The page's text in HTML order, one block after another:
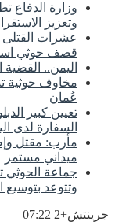
وزارة الدفاع
وتعزيز
عشرات
قصف حوثي
اليمن..
مخاوف حوثية
عُمان
تعيين كبير
السفارة لدى
ميداني مستمر
جماعة الحوثي
وتتوعد بتوسيع
جرينتش+2 07:22